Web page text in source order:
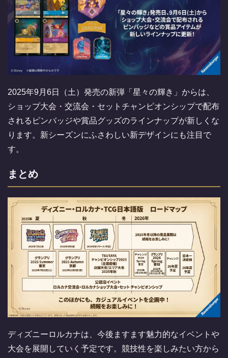
2025年9月6日（土）発売の新弾「星々の輝き」からは、
ショップ大会・交流会・セットチャンピオンシップで配布
されるピンバッジや賞品グッズのラインナップが新しくな
ります。新シーズンにふさわしい新デザインにも注目で
す。
まとめ
ディズニーロルカナは、今後ますます魅力的なイベントや
大会を展開していく予定です。競技性を楽しみたい方から